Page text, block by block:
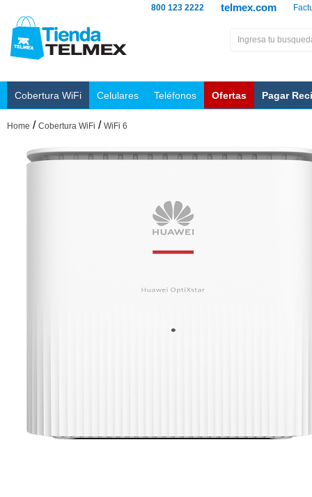
telmex.com
800 123 2222
Cobertura WiFi Celulares Teléfonos Ofertas Pagar
Home / Cobertura WiFi / WiFi 6